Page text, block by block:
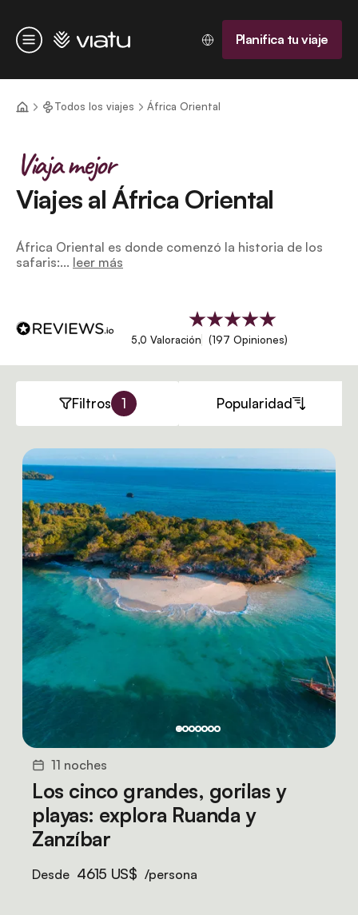
Menú
Página de inicio Planifica tu viaje
Todos los viajes África Oriental
Viajes al África Oriental
Viaja mejor
África Oriental es donde comenzó la historia de los
safaris:... leer más
5,0 Valoración (197 Opiniones)
Filtros 1 Popularidad
11 noches
Los cinco grandes, gorilas y
playas: explora Ruanda y
Zanzíbar
Desde 4615 US$ /persona